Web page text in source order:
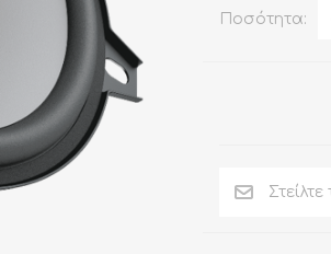
Ποσότητα: